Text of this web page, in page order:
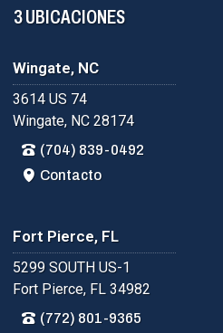
3 UBICACIONES
Wingate, NC
3614 US 74
Wingate, NC 28174
(704) 839-0492
Contacto
Fort Pierce, FL
5299 SOUTH US-1
Fort Pierce, FL 34982
(772) 801-9365